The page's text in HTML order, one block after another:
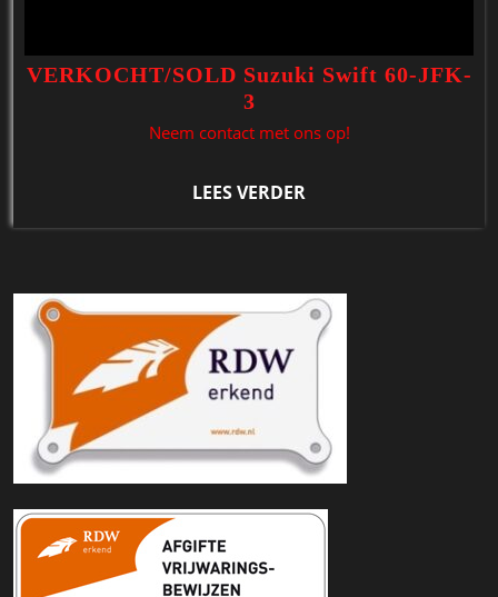
VERKOCHT/SOLD Suzuki Swift 60-JFK-
3
Neem contact met ons op!
LEES VERDER